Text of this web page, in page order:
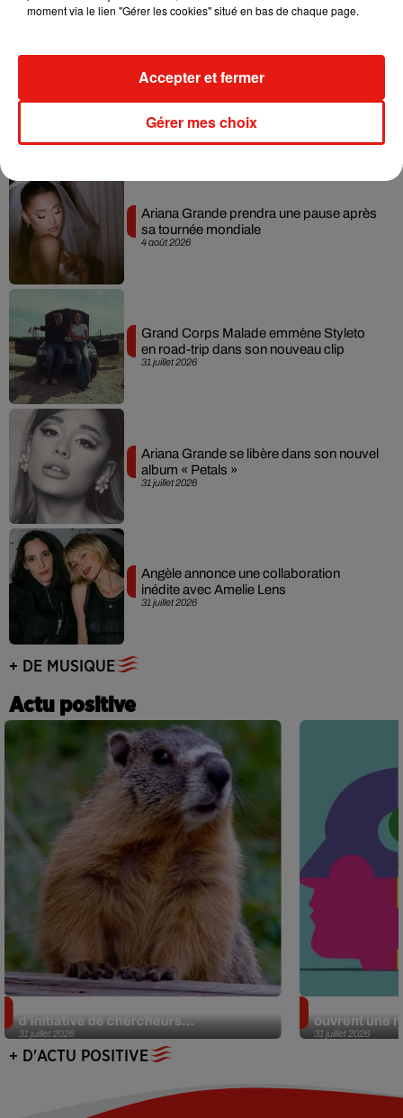
4 août 2026
4 août 2026
Ariana Grande prendra une pause après
sa tournée mondiale
31 juillet 2026
Grand Corps Malade emmène Styleto
en road-trip dans son nouveau clip
31 juillet 2026
Ariana Grande se libère dans son nouvel
album « Petals »
31 juillet 2026
Angèle annonce une collaboration
inédite avec Amelie Lens
+ DE MUSIQUE
Actu positive
31 juillet 2026
d’initiative de chercheurs...
31 juillet 2026
ouvrent une
+ D'ACTU POSITIVE
moment via le lien "Gérer les cookies" situé en bas de chaque page.
Gérer mes choix
Accepter et fermer